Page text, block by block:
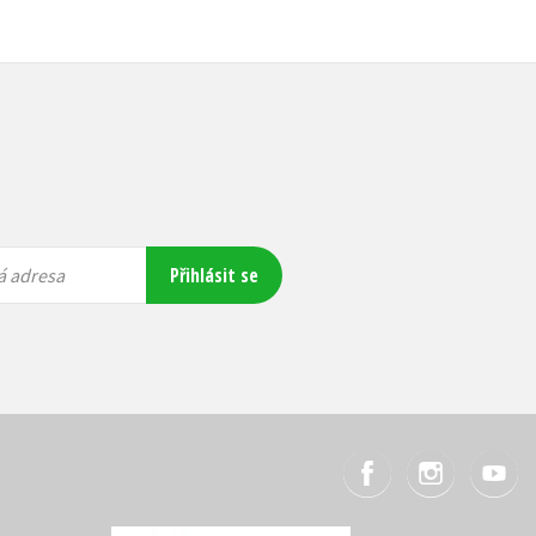
adresa Přihlásit se